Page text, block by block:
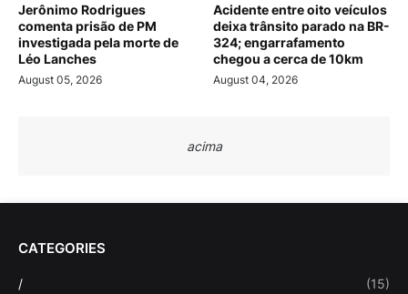
Jerônimo Rodrigues
comenta prisão de PM
investigada pela morte de
Léo Lanches
August 05, 2026
Acidente entre oito veículos
deixa trânsito parado na BR-
324; engarrafamento
chegou a cerca de 10km
August 04, 2026
acima
CATEGORIES
/ (15)